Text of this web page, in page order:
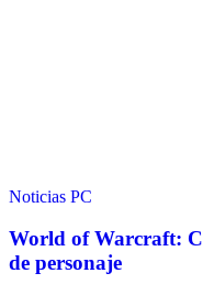
Noticias PC
World of Warcraft:
de personaje